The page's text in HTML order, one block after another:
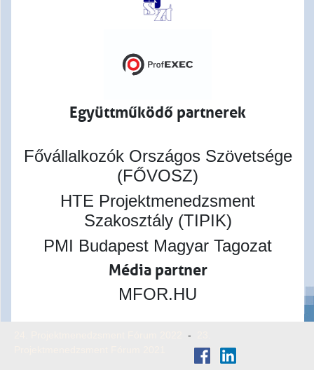
Együttműködő partnerek
Fővállalkozók Országos Szövetsége
(FŐVOSZ)
HTE Projektmenedzsment
Szakosztály (TIPIK)
PMI Budapest Magyar Tagozat
Média partner
MFOR.HU
-